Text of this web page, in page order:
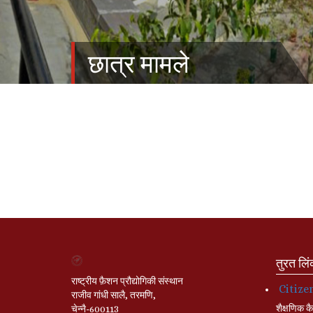
छात्र मामले
राष्ट्रीय फ़ैशन प्रौद्योगिकी संस्थान
राजीव गांधी सालै, तरमणि,
चेन्नै-600113
तुरत
शैक्षणिक